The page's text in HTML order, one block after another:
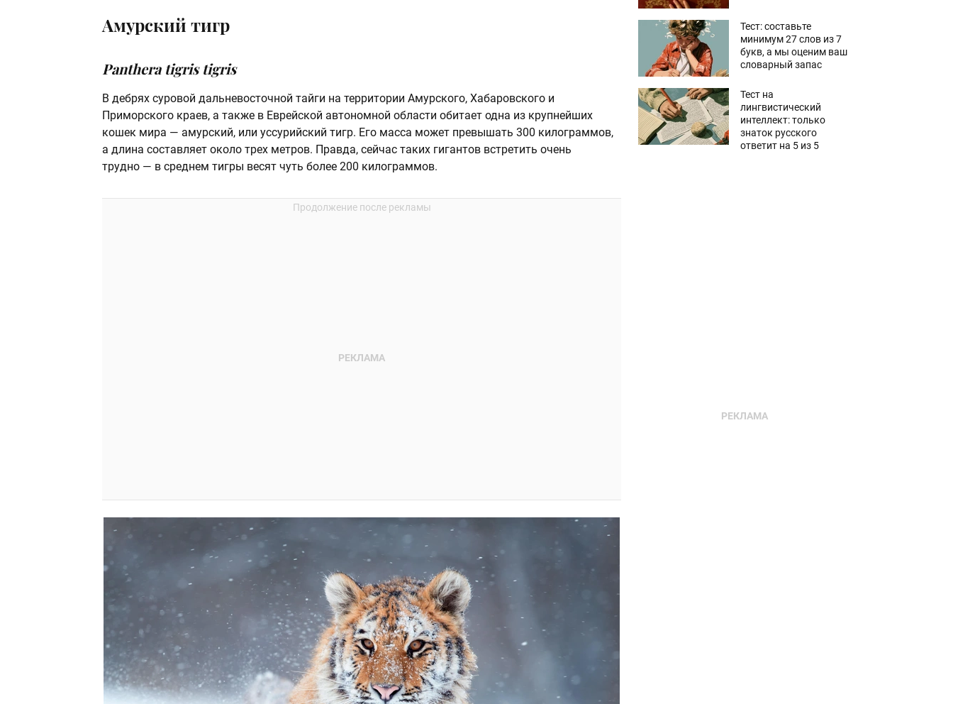
Амурский тигр
Panthera tigris tigris
В дебрях суровой дальневосточной тайги на территории Амурского, Хабаровского и
Приморского краев, а также в Еврейской автономной области обитает одна из крупнейших
кошек мира — амурский, или уссурийский тигр. Его масса может превышать 300 килограммов,
а длина составляет около трех метров. Правда, сейчас таких гигантов встретить очень
трудно — в среднем тигры весят чуть более 200 килограммов.
Тест: составьте
минимум 27 слов из 7
букв, а мы оценим ваш
словарный запас
Тест на
лингвистический
интеллект: только
знаток русского
ответит на 5 из 5